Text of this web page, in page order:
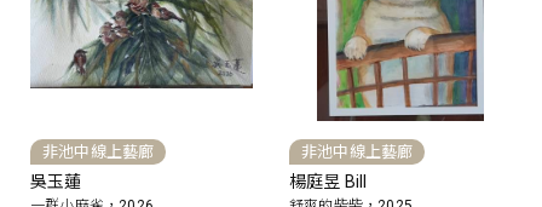
非池中線上藝廊
吳玉蓮
非池中線上藝廊
楊庭昱 Bill